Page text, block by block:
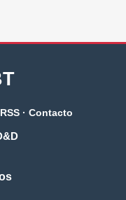
RSS · Contacto